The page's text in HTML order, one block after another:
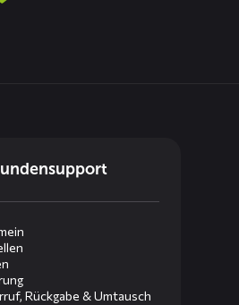
Rückgabe & Umtausch